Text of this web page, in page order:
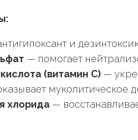
и
— помогает
(витамин C) —
муколитическое
хлорида —